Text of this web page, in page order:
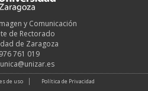
y Comunicación
de Rectorado
de Zaragoza
761 019
de uso Política de Privacidad